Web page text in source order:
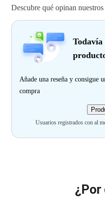
Descubre qué opinan
Todavía
Añade una reseña y consigue
compra
Usuarios registrados con al
¿Por